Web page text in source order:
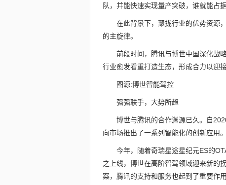
队，并能快速实现量产突破，谁就能占
在此背景下，聚拢行业的优势资源
的主旋律。
前段时间，腾讯与博世中国深化战
行业愈发看重打造生态，形成合力以迎
图源:博世智能驾控
强强联手，大势所趋
博世与腾讯的合作渊源已久。自
向市场推出了一系列智能化的创新应用。
今年，随着奇瑞星途星纪元ES的
之上线，博世在高阶智驾领域迎来新的
案，腾讯的支持和服务也起到了重要作用